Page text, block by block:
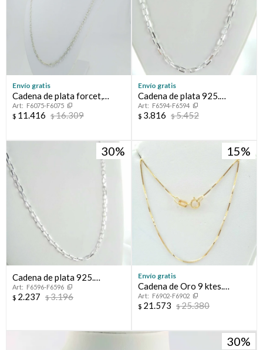
Envío gratis
Cadena de plata forcet,
italiana. Largo 60 cm
F6075-F6075
$ 11.416 $16.309
Envío gratis
Cadena de plata 925.
Modelo, FORCET, 60 cm
F6594-F6594
$ 3.816 $5.452
30
Cadena de plata 925.
Modelo, FORCET, 60 cm.
F6596-F6596
$ 2.237 $3.196
15
Envío gratis
Cadena de Oro 9 ktes.
Modelo, VENECIANA.
F6902-F6902
$ 21.573 $25.380
30